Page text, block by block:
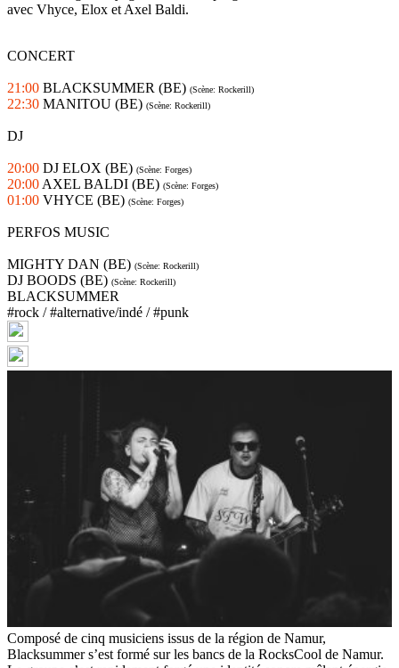
avec Vhyce, Elox et Axel Baldi.
CONCERT
21:00 BLACKSUMMER (BE) (Scène: Rockerill)
22:30 MANITOU (BE) (Scène: Rockerill)
DJ
20:00 DJ ELOX (BE) (Scène: Forges)
20:00 AXEL BALDI (BE) (Scène: Forges)
01:00 VHYCE (BE) (Scène: Forges)
PERFOS MUSIC
MIGHTY DAN (BE) (Scène: Rockerill)
DJ BOODS (BE) (Scène: Rockerill)
BLACKSUMMER
#rock / #alternative/indé / #punk
Composé de cinq musiciens issus de la région de Namur,
Blacksummer s’est formé sur les bancs de la RocksCool de Namur.